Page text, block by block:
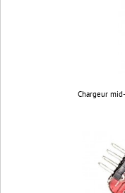
Chargeur